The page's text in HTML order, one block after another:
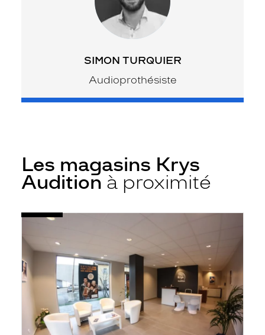
SIMON TURQUIER
Audioprothésiste
Les magasins Krys
Audition à proximité
Audioprothésiste
Belleville-
en-
Beaujolais
-
Audition
Voir
fiche